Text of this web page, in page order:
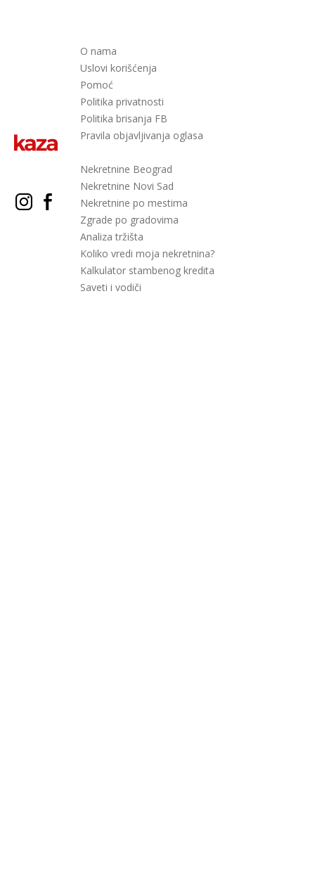
O nama
Uslovi korišćenja
Pomoć
Politika privatnosti
Politika brisanja FB
Pravila objavljivanja oglasa
Nekretnine Beograd
Nekretnine Novi Sad
Nekretnine po mestima
Zgrade po gradovima
Analiza tržišta
Koliko vredi moja nekretnina?
Kalkulator stambenog kredita
Saveti i vodiči